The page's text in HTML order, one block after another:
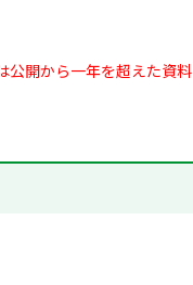
公開から一年を超えた資料